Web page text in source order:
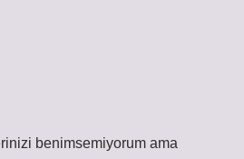
benimsemiyorum ama